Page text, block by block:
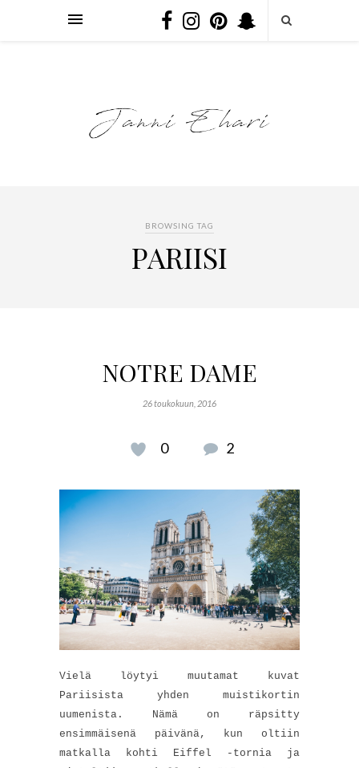
BROWSING TAG
PARIISI
NOTRE DAME
26 toukokuun, 2016
0 2
Vielä löytyi muutamat kuvat
Pariisista yhden muistikortin
uumenista. Nämä on räpsitty
ensimmäisenä päivänä, kun oltiin
matkalla kohti Eiffel -tornia ja